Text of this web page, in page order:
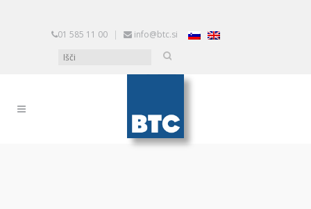
01 585 11 00 | info@btc.si